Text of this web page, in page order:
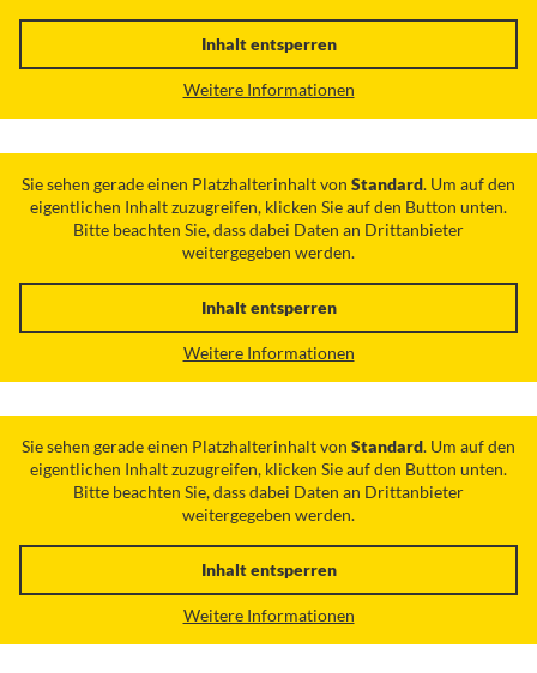
Inhalt entsperren
Weitere Informationen
Sie sehen gerade einen Platzhalterinhalt von Standard. Um auf den
eigentlichen Inhalt zuzugreifen, klicken Sie auf den Button unten.
Bitte beachten Sie, dass dabei Daten an Drittanbieter
weitergegeben werden.
Inhalt entsperren
Weitere Informationen
Sie sehen gerade einen Platzhalterinhalt von Standard. Um auf den
eigentlichen Inhalt zuzugreifen, klicken Sie auf den Button unten.
Bitte beachten Sie, dass dabei Daten an Drittanbieter
weitergegeben werden.
Inhalt entsperren
Weitere Informationen